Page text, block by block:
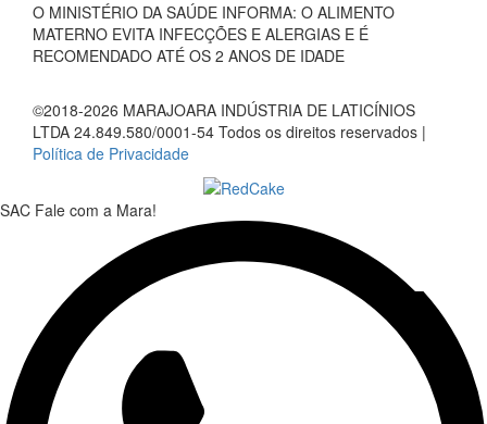
O MINISTÉRIO DA SAÚDE INFORMA: O ALIMENTO
MATERNO EVITA INFECÇÕES E ALERGIAS E É
RECOMENDADO ATÉ OS 2 ANOS DE IDADE
©2018-2026 MARAJOARA INDÚSTRIA DE LATICÍNIOS
LTDA 24.849.580/0001-54 Todos os direitos reservados |
Política de Privacidade
SAC Fale com a Mara!